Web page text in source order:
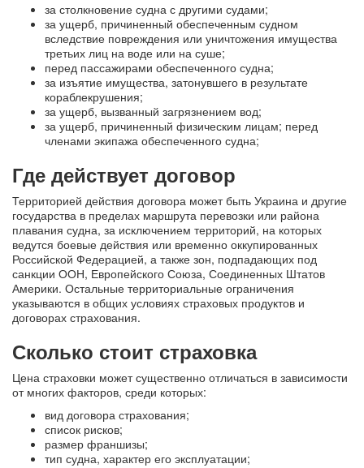
за столкновение судна с другими судами;
за ущерб, причиненный обеспеченным судном
вследствие повреждения или уничтожения имущества
третьих лиц на воде или на суше;
перед пассажирами обеспеченного судна;
за изъятие имущества, затонувшего в результате
кораблекрушения;
за ущерб, вызванный загрязнением вод;
за ущерб, причиненный физическим лицам; перед
членами экипажа обеспеченного судна;
Где действует договор
Территорией действия договора может быть Украина и другие
государства в пределах маршрута перевозки или района
плавания судна, за исключением территорий, на которых
ведутся боевые действия или временно оккупированных
Российской Федерацией, а также зон, подпадающих под
санкции ООН, Европейского Союза, Соединенных Штатов
Америки. Остальные территориальные ограничения
указываются в общих условиях страховых продуктов и
договорах страхования.
Сколько стоит страховка
Цена страховки может существенно отличаться в зависимости
от многих факторов, среди которых:
вид договора страхования;
список рисков;
размер франшизы;
тип судна, характер его эксплуатации;